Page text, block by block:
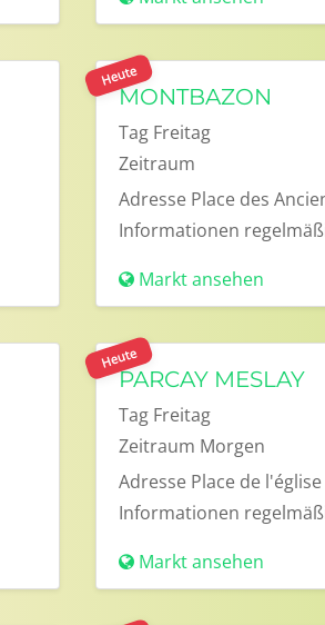
Heute
MONTBAZON
Tag Freitag
Zeitraum
Adresse Place des
Informationen
Markt ansehen
Heute
PARCAY MESLAY
Tag Freitag
Zeitraum Morgen
Adresse Place de l'église
Informationen
Markt ansehen